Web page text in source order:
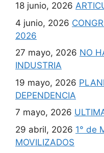
18 junio, 2026
4 junio, 2026
2026
27 mayo, 2026 NO
INDUSTRIA
19 mayo, 2026
DEPENDENCIA
7 mayo, 2026
29 abril, 2026 1° de
MOVILIZADOS